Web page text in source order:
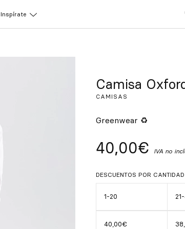
Inspírate
Camisa
CAMISAS
Greenwear ♻
40,00€ IVA no
DESCUENTOS POR CANTIDAD
1-20
40,00€